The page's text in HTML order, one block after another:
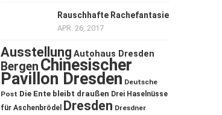
Rauschhafte Rachefantasie
APR. 26, 2017
Ausstellung Autohaus Dresden
Bergen Chinesischer
Pavillon Dresden Deutsche
Post Die Ente bleibt draußen Drei Haselnüsse
für Aschenbrödel
Dresden Dresdner